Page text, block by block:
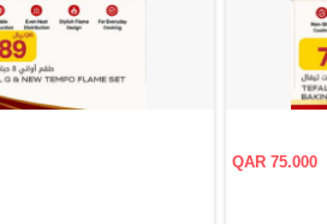
QAR 75.000